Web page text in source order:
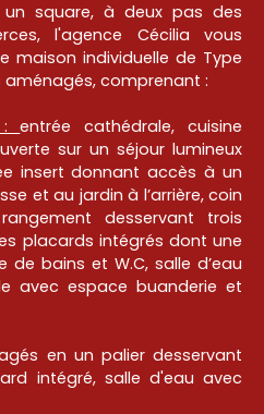
square, à deux pas des
l'agence Cécilia vous
maison individuelle de Type
aménagés, comprenant :
:entrée cathédrale, cuisine
sur un séjour lumineux
insert donnant accès à un
et au jardin à l’arrière, coin
desservant trois
placards intégrés dont une
bains et W.C, salle d’eau
avec espace buanderie et
en un palier desservant
intégré, salle d'eau avec